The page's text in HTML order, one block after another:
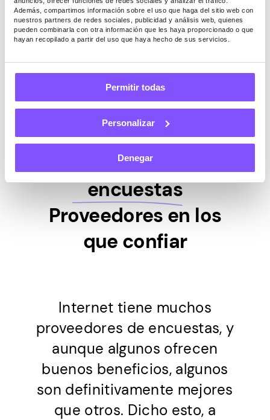
Además, compartimos información sobre el uso que haga del sitio web con
nuestros partners de redes sociales, publicidad y análisis web, quienes
pueden combinarla con otra información que les haya proporcionado o que
hayan recopilado a partir del uso que haya hecho de sus servicios.
Permitir todas
Personalizar
Denegar
Empieza a ganar ahora
a 140 USD por mes en promedio solo por mantener
nuestra aplicación activa en el dispositivo. Ahora mismo
pagamos 0,20 USD por 1 GB compartido.
Las 6 mejores
encuestas
Proveedores en los
que confiar
Internet tiene muchos
proveedores de encuestas, y
aunque algunos ofrecen
buenos beneficios, algunos
son definitivamente mejores
que otros. Dicho esto, a